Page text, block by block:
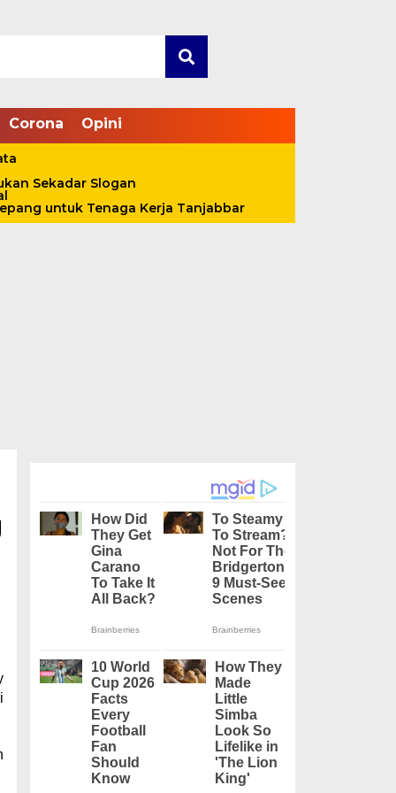
Corona Opini
Sekadar Slogan
untuk Tenaga Kerja Tanjabbar